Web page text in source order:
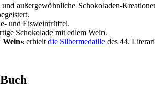
außergewöhnliche Schokoladen-
und Eisweintrüffel.
Schokolade mit edlem Wein.
Wein« erhielt die Silbermedaille des 44.